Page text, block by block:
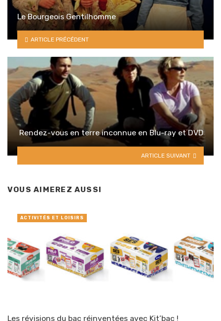
Le Bourgeois Gentilhomme
ARTICLE PRÉCÉDENT
Rendez-vous en terre inconnue en Blu-ray et DVD
ARTICLE SUIVANT
VOUS AIMEREZ AUSSI
Les révisions du bac réinventées avec Kit’bac !
ACTIVITÉS ET LOISIRS